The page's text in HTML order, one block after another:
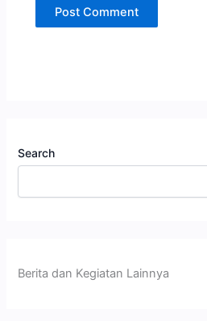
Search
Berita dan Kegiatan Lainnya